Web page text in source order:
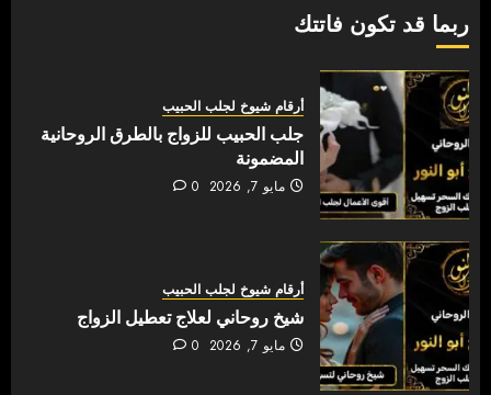
ربما قد تكون فاتتك
أرقام شيوخ لجلب الحبيب
جلب الحبيب للزواج بالطرق الروحانية
المضمونة
مايو 7, 2026 0
أرقام شيوخ لجلب الحبيب
شيخ روحاني لعلاج تعطيل الزواج
مايو 7, 2026 0